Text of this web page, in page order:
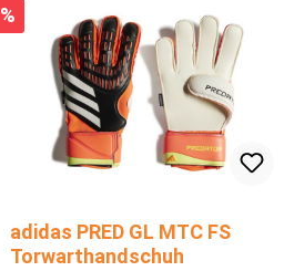
Rabatt
%
adidas PRED GL MTC FS
Torwarthandschuh